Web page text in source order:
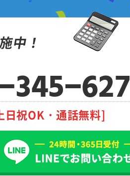
中！
345-627
日祝OK・通話無料]